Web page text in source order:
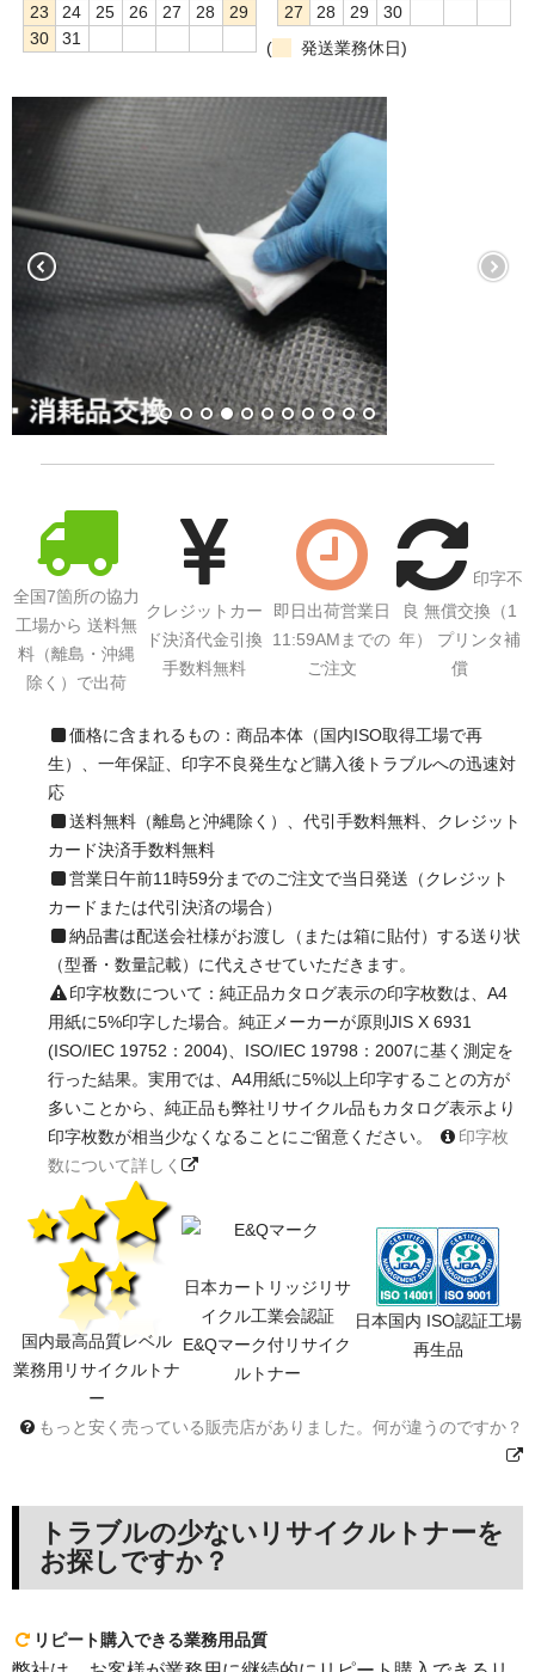
リサイクルトナーの評価
リサイクルトナーを使える会社、使えない会社
全国発送・送料無料
印字枚数について
対応プリンターメーカー
見積書発行依頼
なぜ業務用を選ぶべき？
サイトマップ
23
24 25 26 27 28
29
30
31
27
28 29
30
(
発送業務休日)
全国7箇所の協力
工場から 送料無
料（離島・沖縄
除く）で出荷
クレジットカー
ド決済代金引換
手数料無料
即日出荷営業日
11:59AMまでの
ご注文
印字不
良 無償交換（1
年） プリンタ補
償
価格に含まれるもの：商品本体（国内ISO取得工場で再
生）、一年保証、印字不良発生など購入後トラブルへの迅速対
応
送料無料（離島と沖縄除く）、代引手数料無料、クレジット
カード決済手数料無料
営業日午前11時59分までのご注文で当日発送（クレジット
カードまたは代引決済の場合）
納品書は配送会社様がお渡し（または箱に貼付）する送り状
（型番・数量記載）に代えさせていただきます。
印字枚数について：純正品カタログ表示の印字枚数は、A4
用紙に5%印字した場合。純正メーカーが原則JIS X 6931
(ISO/IEC 19752：2004)、ISO/IEC 19798：2007に基く測定を
行った結果。実用では、A4用紙に5%以上印字することの方が
多いことから、純正品も弊社リサイクル品もカタログ表示より
印字枚数が相当少なくなることにご留意ください。
印字枚
数について詳しく
国内最高品質レベル
業務用リサイクルトナ
ー
日本カートリッジリサ
イクル工業会認証
E&Qマーク付リサイク
ルトナー
日本国内 ISO認証工場
再生品
もっと安く売っている販売店がありました。何が違うのですか？
トラブルの少ないリサイクルトナーを
お探しですか？
リピート購入できる業務用品質